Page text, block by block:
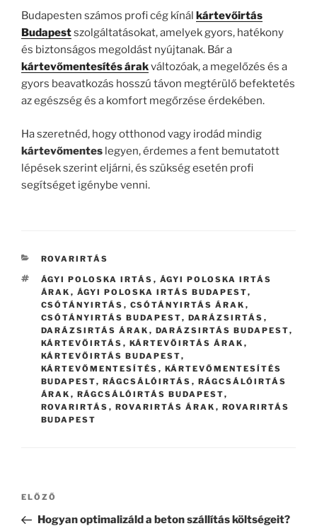
Budapesten számos profi cég kínál kártevőirtás
Budapestszolgáltatásokat, amelyek gyors, hatékony
és biztonságos megoldást nyújtanak. Bár a
kártevőmentesítés árakváltozóak, a megelőzés és a
gyors beavatkozás hosszú távon megtérülő befektetés
az egészség és a komfort megőrzése érdekében.
Ha szeretnéd, hogy otthonod vagy irodád mindig
kártevőmentes legyen, érdemes a fent bemutatott
lépések szerint eljárni, és szükség esetén profi
segítséget igénybe venni.
KATEGÓRIÁK
ROVARIRTÁS
CÍMKÉK
ÁGYI POLOSKA IRTÁS , ÁGYI POLOSKA IRTÁS
ÁRAK , ÁGYI POLOSKA IRTÁS BUDAPEST,
CSÓTÁNYIRTÁS , CSÓTÁNYIRTÁS ÁRAK ,
CSÓTÁNYIRTÁS BUDAPEST, DARÁZSIRTÁS ,
DARÁZSIRTÁS ÁRAK , DARÁZSIRTÁS BUDAPEST,
KÁRTEVŐIRTÁS , KÁRTEVŐIRTÁS ÁRAK ,
KÁRTEVŐIRTÁS BUDAPEST,
KÁRTEVŐMENTESÍTÉS , KÁRTEVŐMENTESÍTÉS
BUDAPEST, RÁGCSÁLÓIRTÁS , RÁGCSÁLÓIRTÁS
ÁRAK , RÁGCSÁLÓIRTÁS BUDAPEST,
ROVARIRTÁS , ROVARIRTÁS ÁRAK , ROVARIRTÁS
BUDAPEST
Bejegyzés
Korábbi
bejegyzés
ELŐZŐ
Hogyan optimalizáld a beton szállítás költségeit?